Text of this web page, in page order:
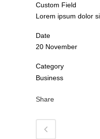
Custom Field
Lorem ipsum dolor
Date
20 November
Category
Business
Share